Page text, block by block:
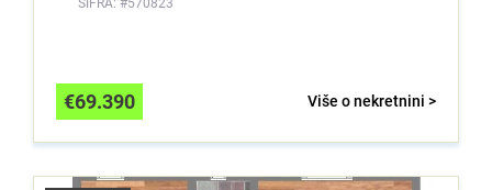
ŠIFRA: #570823
Više o nekretnini >
€69.390